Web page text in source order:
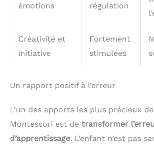
émotions
régulation
Créativité et
initiative
Fortement
stimulées
Un rapport positif à l’erreur
L’un des apports les plus précieux
Montessori est de transformer
d’apprentissage. L’enfant n’est pas